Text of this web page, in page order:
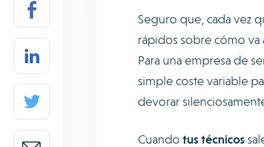
Seguro que, cada vez
rápidos sobre cómo va
Para una empresa de
simple coste variable
devorar
Cuando tus técnicos